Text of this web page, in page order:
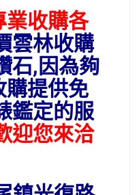
收購各
雲林收購
石,因為夠
提供免
鑑定的服
迎您來洽